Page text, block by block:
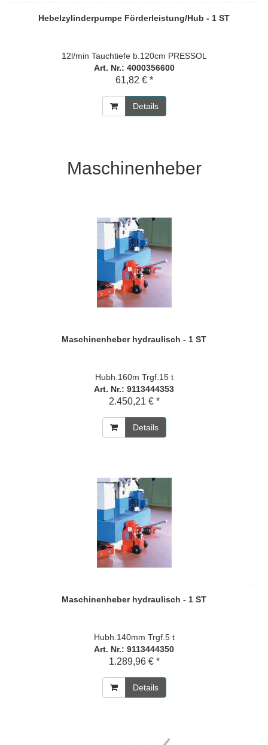
Hebelzylinderpumpe Förderleistung/Hub - 1 ST
12l/min Tauchtiefe b.120cm PRESSOL
Art. Nr.: 4000356600
61,82 € *
Details
Maschinenheber
Maschinenheber hydraulisch - 1 ST
Hubh.160m Trgf.15 t
Art. Nr.: 9113444353
2.450,21 € *
Details
Maschinenheber hydraulisch - 1 ST
Hubh.140mm Trgf.5 t
Art. Nr.: 9113444350
1.289,96 € *
Details